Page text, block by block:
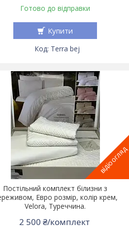
Готово до відправки
Купити
Terra bej
відіоогляд
Постільний комплект білизни з
Евро розмір, колір крем,
Velora, Туреччина.
2 500 ₴/комплект